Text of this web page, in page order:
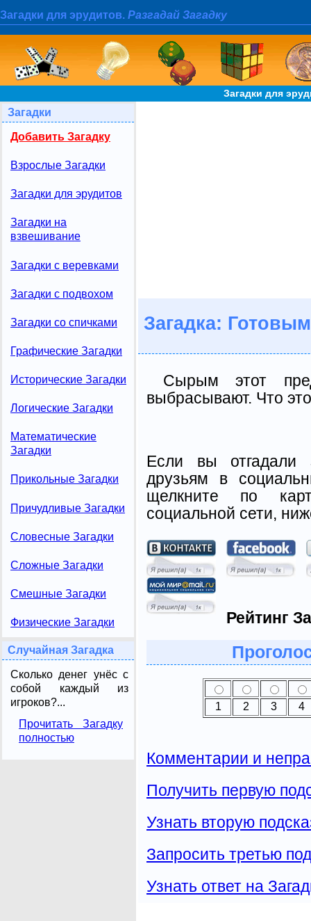
Загадки для эрудитов. Разгадай Загадку
Загадки для
Загадки
Добавить Загадку
Взрослые Загадки
Загадки для эрудитов
Загадки на
взвешивание
Загадки с веревками
Загадки с подвохом
Загадки со спичками
Графические Загадки
Исторические Загадки
Логические Загадки
Математические
Загадки
Прикольные Загадки
Причудливые Загадки
Словесные Загадки
Сложные Загадки
Смешные Загадки
Физические Загадки
Случайная Загадка
Сколько денег унёс с
собой каждый из
игроков?...
Прочитать Загадку
полностью
Загадка:
Сырым этот
выбрасывают. Что
Если вы отгадали
друзьям в
щелкните по
социальной сети,
Рейтинг
1 2 3 4
Комментарии и
Получить первую
Узнать вторую
Запросить третью
Узнать ответ на